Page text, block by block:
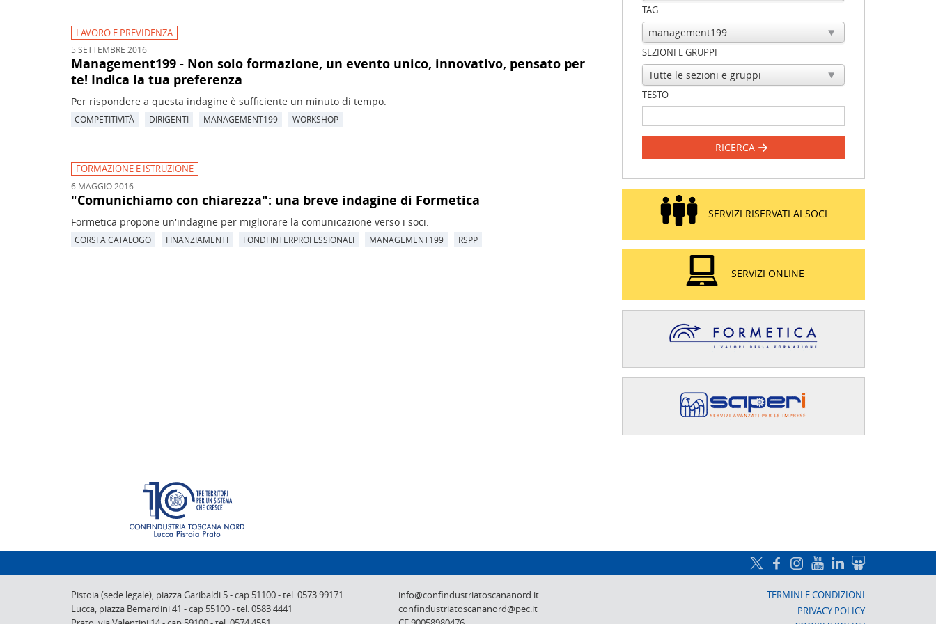
LAVORO E PREVIDENZA
5 SETTEMBRE 2016
Management199 - Non solo formazione, un evento unico, innovativo, pensato per
te! Indica la tua preferenza
Per rispondere a questa indagine è sufficiente un minuto di tempo.
COMPETITIVITÀ DIRIGENTI MANAGEMENT199 WORKSHOP
FORMAZIONE E ISTRUZIONE
6 MAGGIO 2016
"Comunichiamo con chiarezza": una breve indagine di Formetica
Formetica propone un'indagine per migliorare la comunicazione verso i soci.
CORSI A CATALOGO FINANZIAMENTI FONDI INTERPROFESSIONALI MANAGEMENT199 RSPP
TAG
SEZIONI E GRUPPI
TESTO
RICERCA
SERVIZI RISERVATI AI SOCI
SERVIZI ONLINE
Pistoia (sede legale), piazza Garibaldi 5-cap 51100-tel. 0573 99171
Lucca, piazza Bernardini 41 -cap 55100-tel. 0583 4441
info@confindustriatoscananord.it
confindustriatoscananord@pec.it
TERMINI E CONDIZIONI
PRIVACY POLICY